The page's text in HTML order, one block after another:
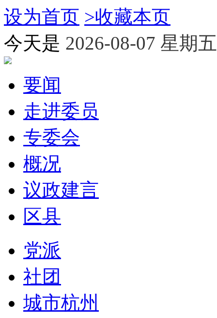
设为首页 >收藏本页
今天是 2026-08-07 星期五
要闻
走进委员
专委会
概况
议政建言
区县
党派
社团
城市杭州